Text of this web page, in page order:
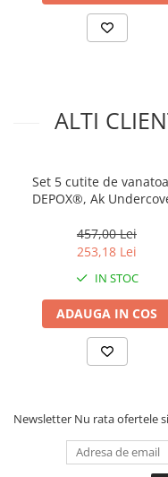
ALTI
Set 5 cutite de
DEPOX®, Ak
inclusa
457,00 Lei
253,18 Lei
IN STOC
ADAUGA IN COS
Newsletter Nu rata ofertele